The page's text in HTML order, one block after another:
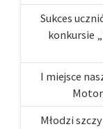
Sukces
konkursie
I miejsce
Młodzi